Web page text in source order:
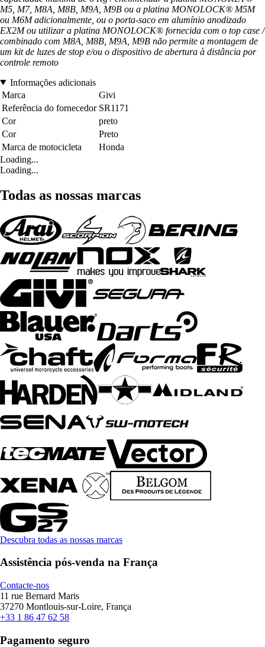
M5, M7, M8A, M8B, M9A, M9B ou a platina MONOLOCK® M5M
ou M6M adicionalmente, ou o porta-saco em alumínio anodizado
EX2M ou utilizar a platina MONOLOCK® fornecida com o top case /
combinado com M8A, M8B, M9A, M9B não permite a montagem de
um kit de luzes de stop e/ou o dispositivo de abertura à distância por
controle remoto
Informações adicionais
Marca
Givi
Referência do fornecedor SR1171
Cor
preto
Cor
Preto
Marca de motocicleta
Honda
Loading...
Loading...
Todas as nossas marcas
Descubra todas as nossas marcas
Assistência pós-venda na França
Contacte-nos
11 rue Bernard Maris
37270 Montlouis-sur-Loire, França
+33 1 86 47 62 58
Pagamento seguro